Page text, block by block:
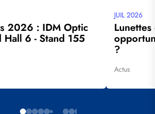
2026 : IDM Optic
Hall 6 - Stand 155
Date
mise
à
jour
JUIL 2026
?
Tags
Actus